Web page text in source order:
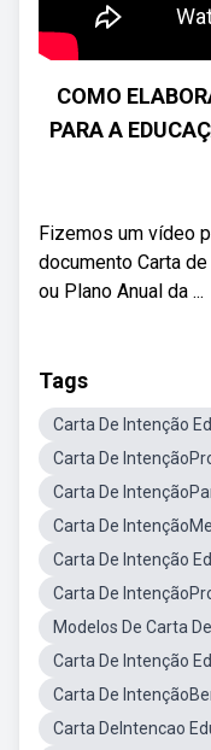
COMO
PARA A
Fizemos um vídeo
documento Carta
ou Plano Anual da ...
Tags
Carta De Intenção
Carta De
Carta De
Carta De
Carta De Intenção
Carta De
Modelos De Carta
Carta De Intenção
Carta De
Carta DeIntencao